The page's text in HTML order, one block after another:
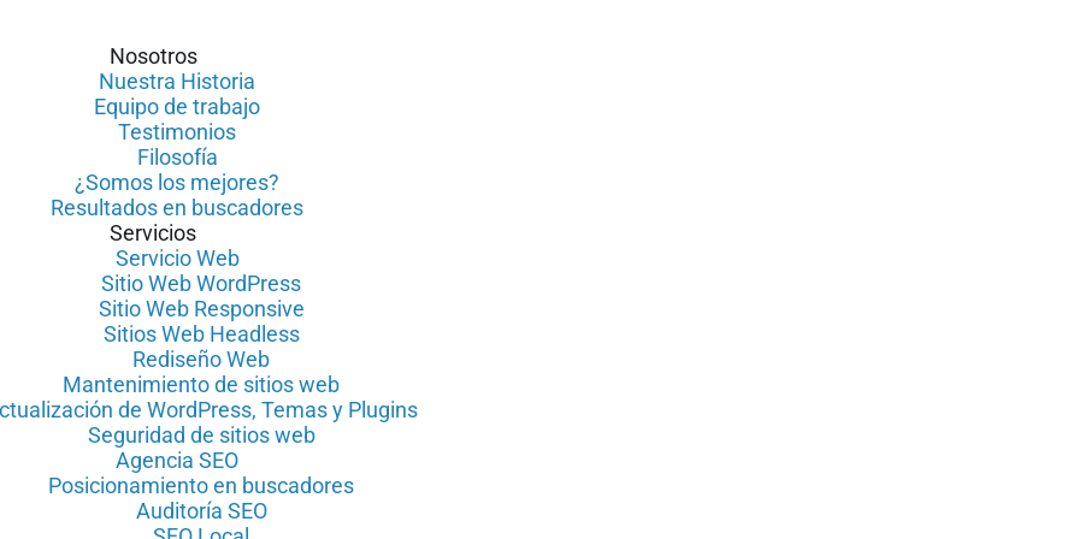
Nosotros
Nuestra Historia
Equipo de trabajo
Testimonios
Filosofía
¿Somos los mejores?
Resultados en buscadores
Servicios
Servicio Web
Sitio Web WordPress
Sitio Web Responsive
Sitios Web Headless
Rediseño Web
Mantenimiento de sitios web
de WordPress, Temas y Plugins
Seguridad de sitios web
Agencia SEO
Posicionamiento en buscadores
Auditoría SEO